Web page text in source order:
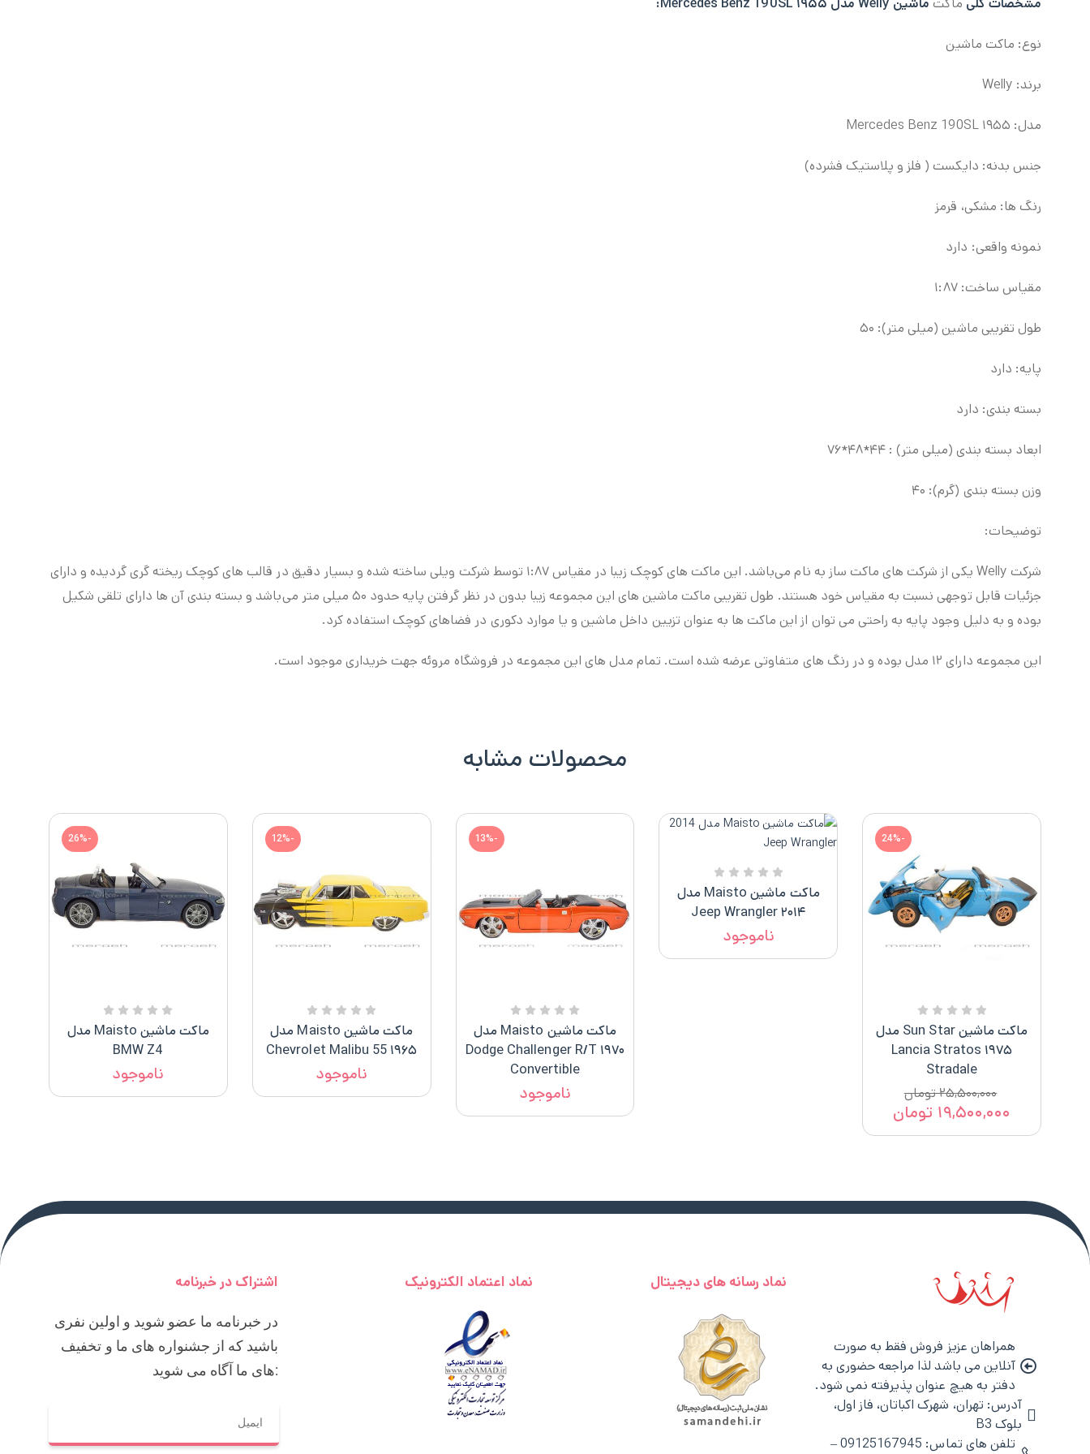
نوع: ماکت ماشین
برند: Welly
مدل: ۱۹۵۵ Mercedes Benz 190SL
جنس بدنه: دایکست ( فلز و پلاستیک فشرده)
رنگ ها: مشکی، قرمز
نمونه واقعی: دارد
مقیاس ساخت: ۱:۸۷
طول تقریبی ماشین (میلی متر): ۵۰
پایه: دارد
بسته بندی: دارد
ابعاد بسته بندی (میلی متر) : ۴۴*۴۸*۷۶
وزن بسته بندی (گرم): ۴۰
توضیحات:
شرکت Welly یکی از شرکت های ماکت ساز به نام می‌باشد. این ماکت های کوچک زیبا در مقیاس ۱:۸۷ توسط شرکت ویلی ساخته شده و بسیار دقیق در قالب های کوچک ریخته گری گردیده و دارای
جزئیات قابل توجهی نسبت به مقیاس خود هستند. طول تقریبی ماکت ماشین های این مجموعه زیبا بدون در نظر گرفتن پایه حدود ۵۰ میلی متر می‌باشد و بسته بندی آن ها دارای تلقی شکیل
بوده و به دلیل وجود پایه به راحتی می توان از این ماکت ها به عنوان تزیین داخل ماشین و یا موارد دکوری در فضاهای کوچک استفاده کرد.
این مجموعه دارای ۱۲ مدل بوده و در رنگ های متفاوتی عرضه شده است. تمام مدل های این مجموعه در فروشگاه مروئه جهت خریداری موجود است.
محصولات مشابه
-24%
ماکت ماشین Sun Star مدل
۱۹۷۵ Lancia Stratos
Stradale
۲۵,۵۰۰,۰۰۰تومان
۱۹,۵۰۰,۰۰۰ تومان
ماکت ماشین Maisto مدل
۲۰۱۴ Jeep Wrangler
ناموجود
-13%
ماکت ماشین Maisto مدل
۱۹۷۰ Dodge Challenger R/t
Convertible
ناموجود
-12%
ماکت ماشین Maisto مدل
۱۹۶۵ Chevrolet Malibu 55
ناموجود
-26%
ماکت ماشین Maisto مدل
BMW Z4
ناموجود
همراهان عزیز فروش فقط به صورت
آنلاین می باشد لذا مراجعه حضوری به
دفتر به هیچ عنوان پذیرفته نمی شود.
آدرس: تهران، شهرک اکباتان، فاز اول،
بلوک B3
تلفن های تماس: 09125167945 –
نماد رسانه های دیجیتال نماد اعتماد الکترونیک اشتراک در خبرنامه
در خبرنامه ما عضو شوید و اولین نفری
باشید که از جشنواره های ما و تخفیف
های ما آگاه می شوید: